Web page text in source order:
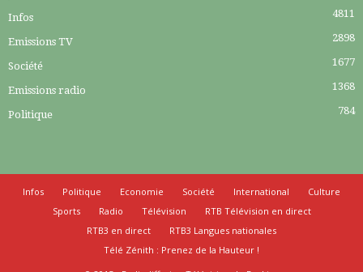
Infos 4811
Emissions TV 2898
Société 1677
Emissions radio 1368
Politique 784
Infos Politique Economie Société International
Culture
Sports
Radio Télévision
RTB Télévision en direct
RTB3 en direct
RTB3 Langues nationales
Télé Zénith : Prenez de la Hauteur !